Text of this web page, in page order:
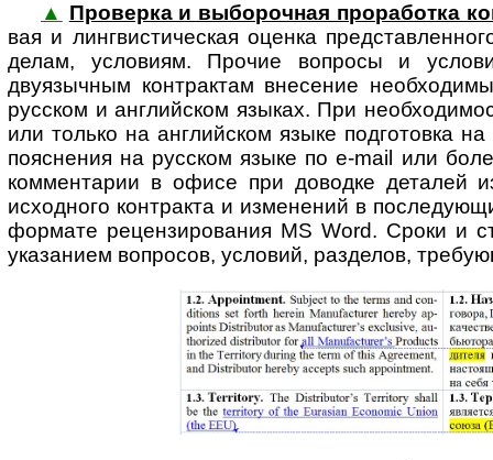
▲ Проверка и выборочная проработка
вая и линг­вис­ти­ческая оценка
делам, условиям. Прочие вопросы и
двуязычным контрактам внесение
русском и англий­ском языках. При
или только на англий­ском языке подго­товка
пояснения на русском языке по e-mail или
комментарии в офисе при доводке деталей
исходного контракта и изме­нений в
формате рецен­зиро­вания MS Word. Сроки и
указанием вопросов, условий, разделов,